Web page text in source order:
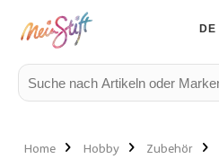
DE
Home Hobby Zubehör